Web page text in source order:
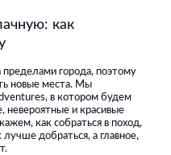
как
пределами города, поэтому
новые места. Мы
в котором будем
невероятные и красивые
как собраться в поход,
добраться, а главное,